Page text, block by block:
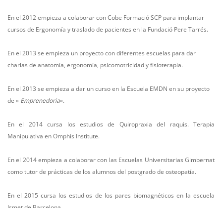
En el 2012 empieza a colaborar con Cobe Formació SCP para implantar
cursos de Ergonomía y traslado de pacientes en la Fundació Pere Tarrés.
En el 2013 se empieza un proyecto con diferentes escuelas para dar
charlas de anatomía, ergonomía, psicomotricidad y fisioterapia.
En el 2013 se empieza a dar un curso en la Escuela EMDN en su proyecto
de » Emprenedoria«.
En el 2014 cursa los estudios de Quiropraxia del raquis. Terapia
Manipulativa en Omphis Institute.
En el 2014 empieza a colaborar con las Escuelas Universitarias Gimbernat
como tutor de prácticas de los alumnos del postgrado de osteopatía.
En el 2015 cursa los estudios de los pares biomagnéticos en la escuela